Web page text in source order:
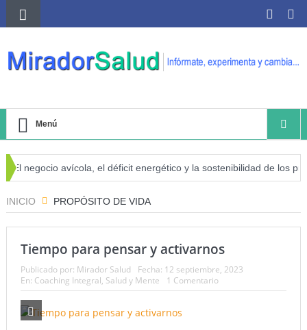
Menú
negocio avícola, el déficit energético y la sostenibilidad de los
INICIO PROPÓSITO DE VIDA
Tiempo para pensar y activarnos
Publicado por: Mirador Salud Fecha: 12 septiembre, 2023
En: Coaching Integral, Salud y Mente 1 Comentario